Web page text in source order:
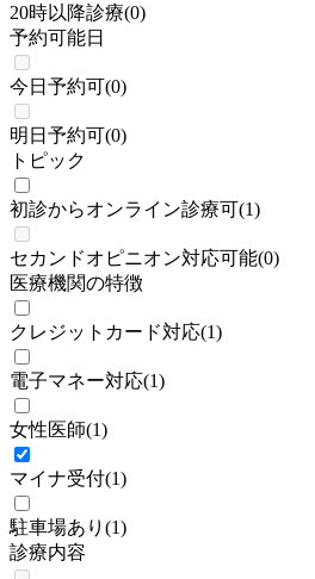
20時以降診療(0)
予約可能日
今日予約可(0)
明日予約可(0)
トピック
初診からオンライン診療可(1)
セカンドオピニオン対応可能(0)
医療機関の特徴
クレジットカード対応(1)
電子マネー対応(1)
女性医師(1)
マイナ受付(1)
駐車場あり (1)
診療内容